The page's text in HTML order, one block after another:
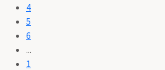
4
5
6
...
1